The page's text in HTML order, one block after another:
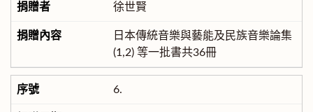
徐世賢
日本傳統音樂與藝能及民族音樂論集
(1,2) 等一批書共36冊
6.